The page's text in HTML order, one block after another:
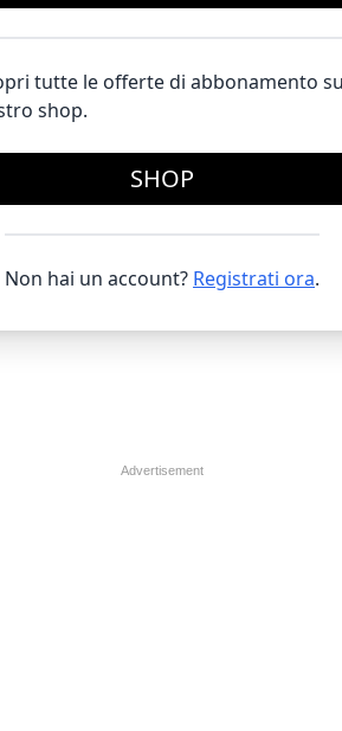
tutte le offerte di abbonamento
shop.
SHOP
Non hai un account? Registrati ora.